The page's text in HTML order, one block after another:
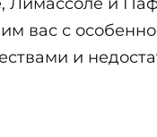
вас с
и